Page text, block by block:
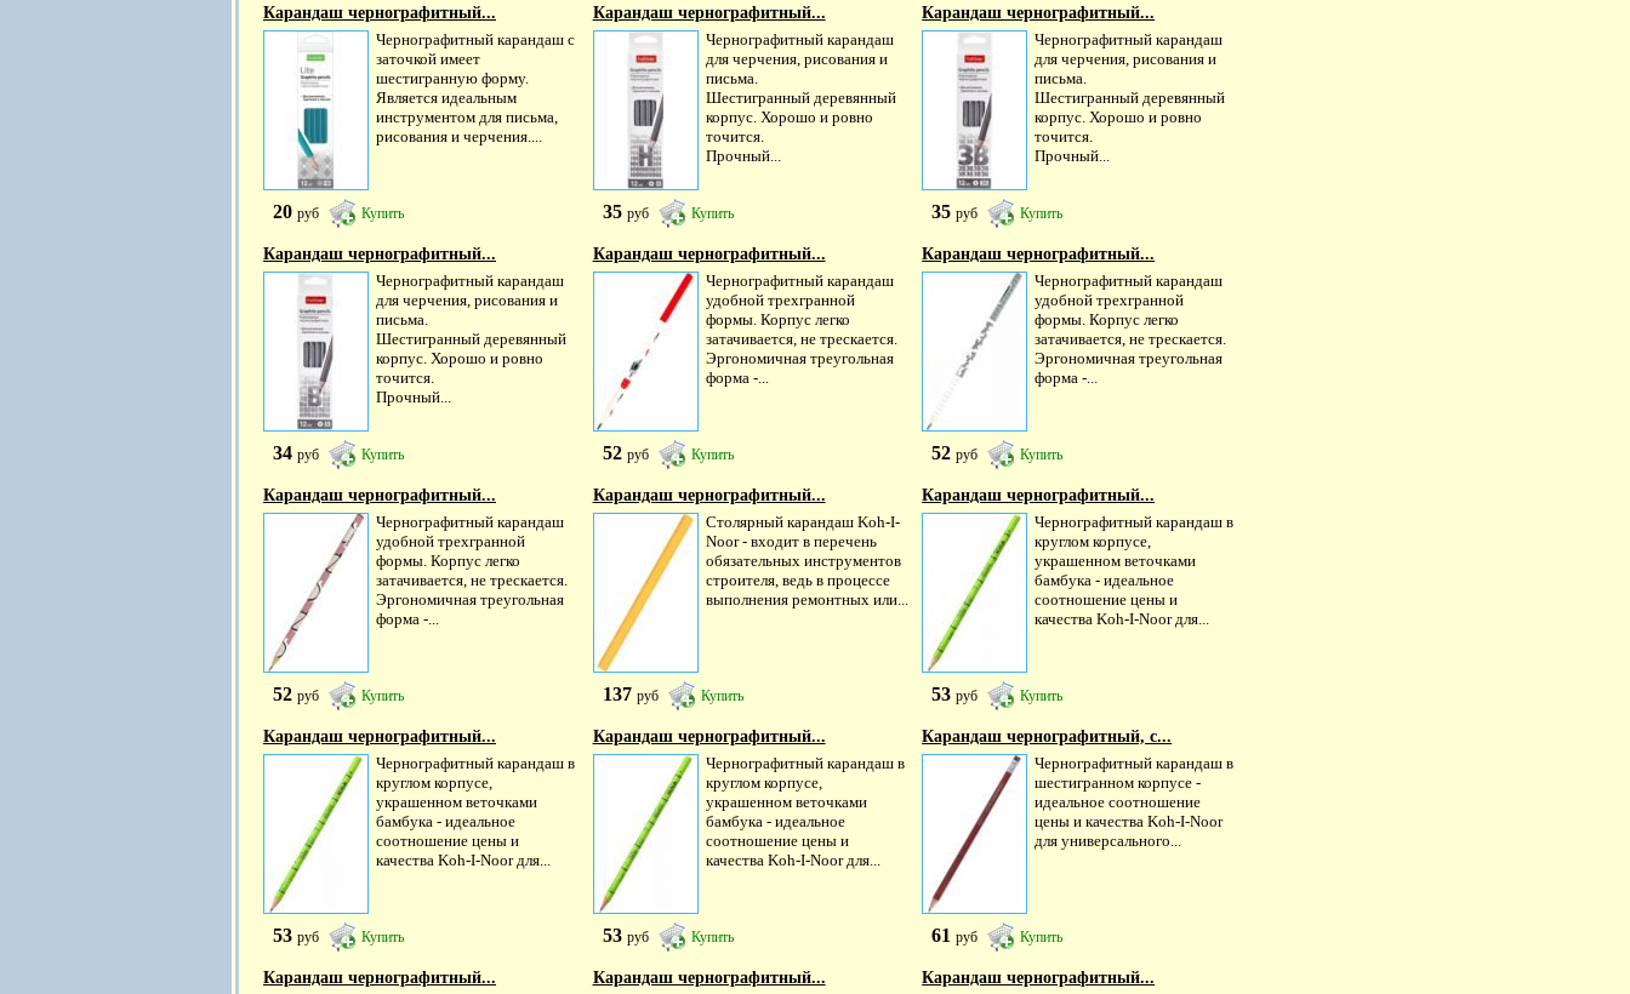
Карандаш чернографитный...
Чернографитный карандаш с
заточкой имеет
шестигранную форму.
Является идеальным
инструментом для письма,
рисования и черчения....
20 руб Купить
Карандаш чернографитный...
Чернографитный карандаш
для черчения, рисования и
письма.
Шестигранный деревянный
корпус. Хорошо и ровно
точится.
Прочный...
35 руб Купить
Карандаш чернографитный...
Чернографитный карандаш
для черчения, рисования и
письма.
Шестигранный деревянный
корпус. Хорошо и ровно
точится.
Прочный...
35руб Купить
Карандаш чернографитный...
Чернографитный карандаш
для черчения, рисования и
письма.
Шестигранный деревянный
корпус. Хорошо и ровно
точится.
Прочный...
34 руб Купить
Карандаш чернографитный...
Чернографитный карандаш
удобной трехгранной
формы. Корпус легко
затачивается, не трескается.
Эргономичная треугольная
форма -...
52 руб Купить
Карандаш чернографитный...
Чернографитный карандаш
удобной трехгранной
формы. Корпус легко
затачивается, не трескается.
Эргономичная треугольная
форма -...
52руб Купить
Карандаш чернографитный...
Чернографитный карандаш
удобной трехгранной
формы. Корпус легко
затачивается, не трескается.
Эргономичная треугольная
форма -...
52 руб Купить
Карандаш чернографитный...
Столярный карандаш Koh-I-
Noor - входит в перечень
обязательных инструментов
строителя, ведь в процессе
выполнения ремонтных или...
137 руб Купить
Карандаш чернографитный...
Чернографитный карандаш в
круглом корпусе,
украшенном веточками
бамбука - идеальное
соотношение цены и
качества Koh-I-Noor для...
53руб Купить
Карандаш чернографитный...
Чернографитный карандаш в
круглом корпусе,
украшенном веточками
бамбука - идеальное
соотношение цены и
качества Koh-I-Noor для...
53 руб Купить
Карандаш чернографитный...
Чернографитный карандаш в
круглом корпусе,
украшенном веточками
бамбука - идеальное
соотношение цены и
качества Koh-I-Noor для...
53 руб Купить
Карандаш чернографитный, с...
Чернографитный карандаш в
шестигранном корпусе -
идеальное соотношение
цены и качества Koh-I-Noor
для универсального...
61руб Купить
Карандаш чернографитный...
Карандаш чернографитный...
Карандаш чернографитный...